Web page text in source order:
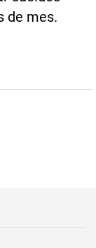
de mes.